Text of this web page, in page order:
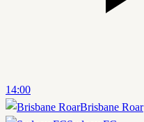
14:00
Brisbane Roar